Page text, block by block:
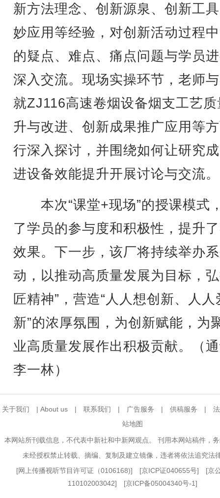
新方法理念、创新源泉、创新工
妙应用等经验，对创新活动过程
的疑点、难点、痛点问题与学员
深入交流。现场实操环节，老师
就ZJ116高速卷烟设备烟支工艺
升与改进、创新成果推广应用等
行深入探讨，并围绕如何让研究
进设备效能提升开展讨论与交流。
本次“课堂+现场”的授课模式
了学员的参与度和积极性，提升
效果。下一步，该厂将持续举办
动，以推动高质量发展为目标，
匠精神”，营造“人人想创新、人人
新”的浓厚氛围，为创新赋能，为
业高质量发展作出积极贡献。（
李一林）
关于我们 | About us | 联系我们 | 广告服务 | 供稿服务 |
站地图
本网站所刊载信息，不代表中新社和中新网观点。 刊用本网站稿件，
未经授权禁止转载、摘编、复制及建立镜像，违者将依法追究法
[网上传播视听节目许可证（0106168)] [京ICP证040655号] [京
110102003042] [京ICP备05004340号-1]